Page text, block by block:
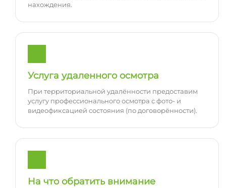
нахождения.
Услуга удаленного осмотра
При территориальной удалённости предоставим
услугу профессионального осмотра с фото- и
видеофиксацией состояния (по договорённости).
На что обратить внимание